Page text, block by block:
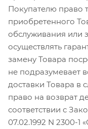
Покупателю право
приобретенного
обслуживания или
осуществлять
замену Товара
не подразумевает
доставки Товара в
право на возврат
соответствии с
07.02.1992 N 2300-1